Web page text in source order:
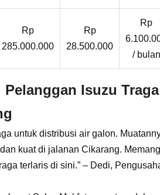
Rp
285.000.000
Rp
28.500.000
Rp
/ bulan
Pelanggan Isuzu Traga
untuk distribusi air galon.
kuat di jalanan Cikarang. Memang
terlaris di sini.” – Dedi,